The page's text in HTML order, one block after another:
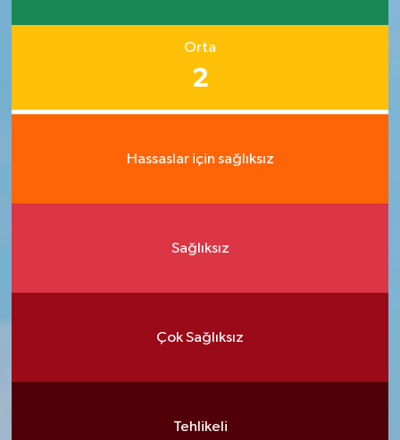
Orta
2
Hassaslar için sağlıksız
Sağlıksız
Çok Sağlıksız
Tehlikeli